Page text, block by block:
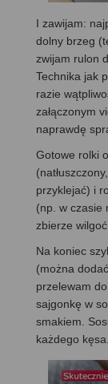
I zawijam:
dolny brzeg
zwijam rulon
Technika jak
razie
załączonym
naprawdę
Gotowe rolki
przyklejać) i
(np. w czasie
zbierze
Na koniec
(można
przelewam
sajgonkę w
smakiem.
każdego kęsa.